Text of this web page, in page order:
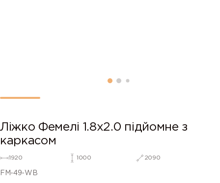
Ліжко Фемелі 1.8х2.0 підйомне з
каркасом
1920 1000 2090
FM-49-WB